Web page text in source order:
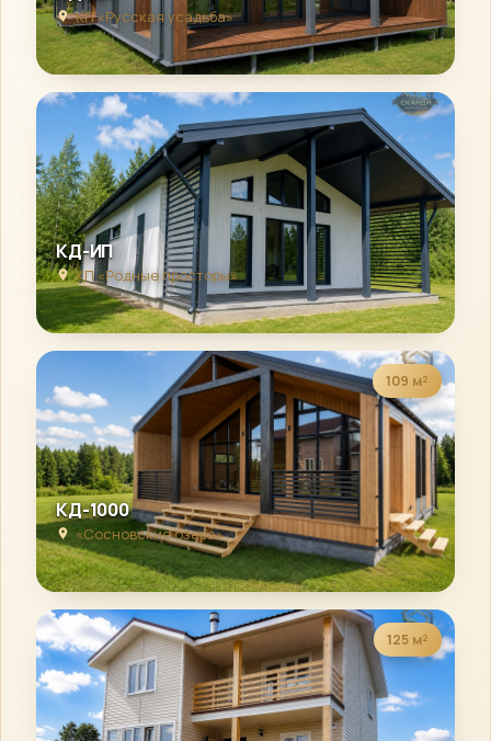
КП «Русская усадьба»
КД-ИП
КП «Родные просторы»
109 м²
КД-1000
«Сосновские озера»
125 м²